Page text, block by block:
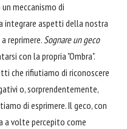
meccanismo di
integrare aspetti della nostra
reprimere.Sognare un geco
con la propria "Ombra".
che rifiutiamo di riconoscere
o, sorprendentemente,
di esprimere. Il geco, con
a volte percepito come